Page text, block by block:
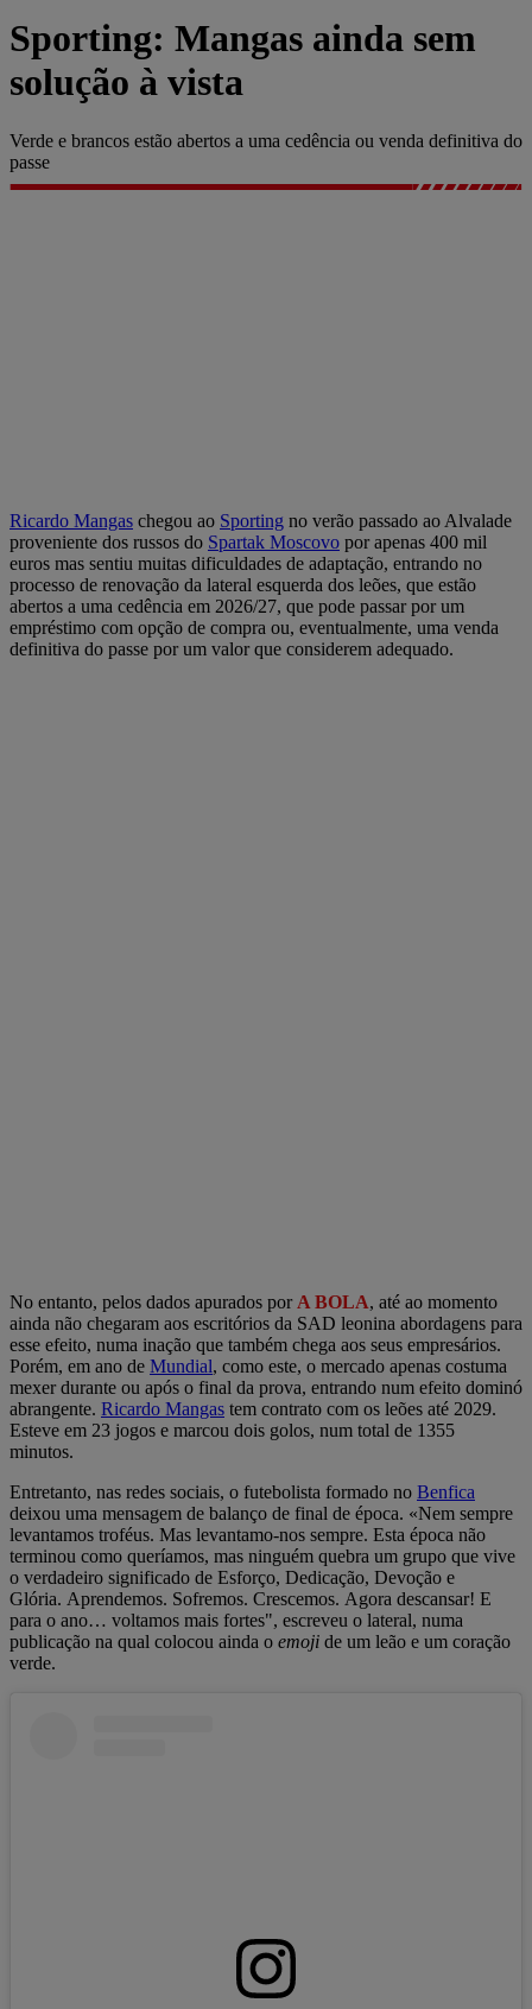
Sporting: Mangas ainda sem
solução à vista
Verde e brancos estão abertos a uma cedência ou venda definitiva do
passe
Ricardo Mangas chegou ao Sporting no verão passado ao Alvalade
proveniente dos russos do Spartak Moscovo por apenas 400 mil
euros mas sentiu muitas dificuldades de adaptação, entrando no
processo de renovação da lateral esquerda dos leões, que estão
abertos a uma cedência em 2026/27, que pode passar por um
empréstimo com opção de compra ou, eventualmente, uma venda
definitiva do passe por um valor que considerem adequado.
No entanto, pelos dados apurados por A BOLA, até ao momento
ainda não chegaram aos escritórios da SAD leonina abordagens para
esse efeito, numa inação que também chega aos seus empresários.
Porém, em ano de Mundial, como este, o mercado apenas costuma
mexer durante ou após o final da prova, entrando num efeito dominó
abrangente. Ricardo Mangas tem contrato com os leões até 2029.
Esteve em 23 jogos e marcou dois golos, num total de 1355
minutos.
Entretanto, nas redes sociais, o futebolista formado no Benfica
deixou uma mensagem de balanço de final de época. «Nem sempre
levantamos troféus. Mas levantamo-nos sempre. Esta época não
terminou como queríamos, mas ninguém quebra um grupo que vive
o verdadeiro significado de Esforço, Dedicação, Devoção e
Glória. Aprendemos. Sofremos. Crescemos. Agora descansar! E
para o ano… voltamos mais fortes", escreveu o lateral, numa
publicação na qual colocou ainda o emoji de um leão e um coração
verde.